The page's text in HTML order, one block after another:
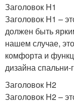
Заголовок H1
Заголовок H1 –
должен быть
нашем случае,
комфорта и
дизайна спальни-
Заголовок H2
Заголовок H2 –